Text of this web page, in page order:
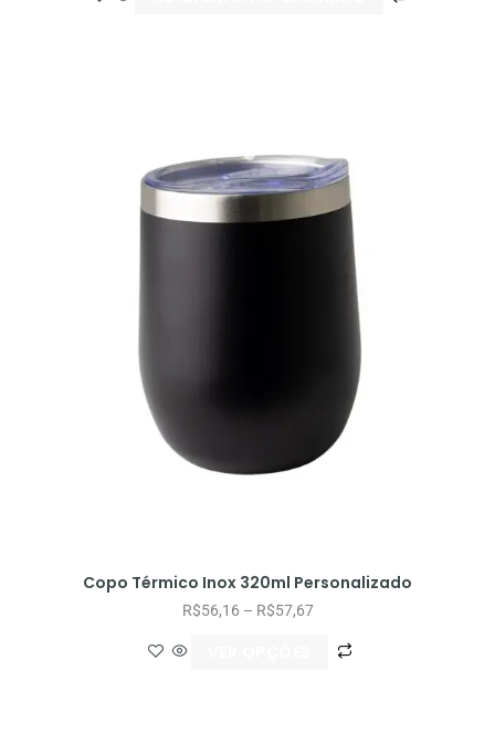
Copo Térmico Inox 320ml Personalizado
R$56,16 – R$57,67